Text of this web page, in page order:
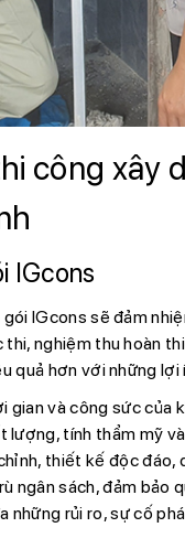
công xây
IGcons
IGcons sẽ đảm
nghiệm thu hoàn
quả hơn với những
gian và công sức của
lượng, tính thẩm mỹ
thiết kế độc đáo,
ngân sách, đảm bảo
những rủi ro, sự cố